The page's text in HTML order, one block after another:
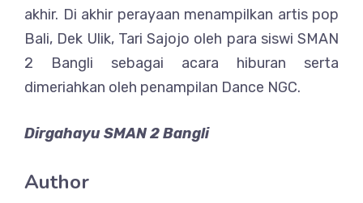
akhir. Di akhir perayaan menampilkan artis pop
Bali, Dek Ulik, Tari Sajojo oleh para siswi SMAN
2 Bangli sebagai acara hiburan serta
dimeriahkan oleh penampilan Dance NGC.
Dirgahayu SMAN 2 Bangli
Author